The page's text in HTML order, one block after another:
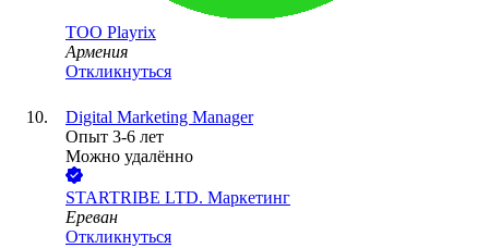
ТОО Playrix
Армения
Откликнуться
Digital Marketing Manager
Опыт 3-6 лет
Можно удалённо
STARTRIBE LTD. Маркетинг
Ереван
Откликнуться